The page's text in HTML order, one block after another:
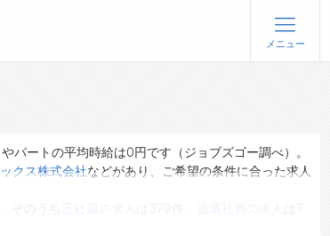
ジョブズゴーについて
メニュー
ートの平均時給は0円です（ジョブズゴー調べ）。
クス株式会社などがあり、ご希望の条件に合った求人